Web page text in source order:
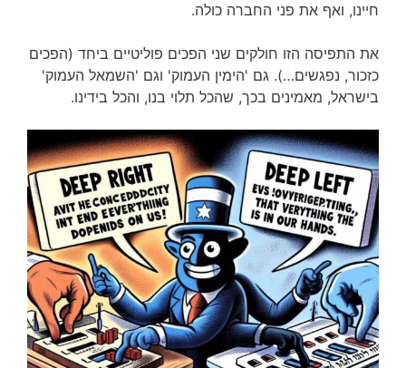
חיינו, ואף את פני החברה כולה.
את התפיסה הזו חולקים שני הפכים פוליטיים ביחד (הפכים
כזכור, נפגשים…). גם 'הימין העמוק' וגם 'השמאל העמוק'
בישראל, מאמינים בכך, שהכל תלוי בנו, והכל בידינו.